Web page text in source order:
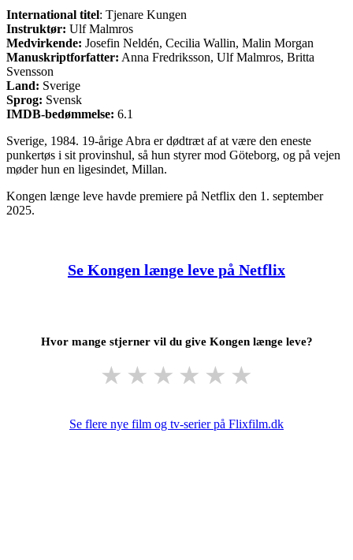
International titel: Tjenare Kungen
Instruktør: Ulf Malmros
Medvirkende: Josefin Neldén, Cecilia Wallin, Malin Morgan
Manuskriptforfatter: Anna Fredriksson, Ulf Malmros, Britta
Svensson
Land: Sverige
Sprog: Svensk
IMDB-bedømmelse: 6.1
Sverige, 1984. 19-årige Abra er dødtræt af at være den eneste
punkertøs i sit provinshul, så hun styrer mod Göteborg, og på vejen
møder hun en ligesindet, Millan.
Kongen længe leve havde premiere på Netflix den 1. september
2025.
Se Kongen længe leve på Netflix
Hvor mange stjerner vil du give Kongen længe leve?
★ ★ ★ ★ ★ ★
Se flere nye film og tv-serier på Flixfilm.dk